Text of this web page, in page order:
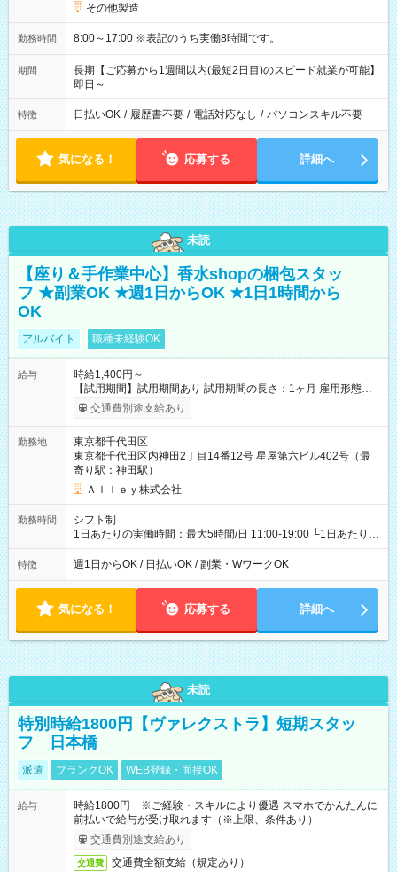
その他製造
勤務時間 8:00～17:00 ※表記のうち実働8時間です。
期間
長期【ご応募から1週間以内(最短2日目)のスピード就業が可能】
即日～
特徴 日払いOK / 履歴書不要 / 電話対応なし / パソコンスキル不要
気になる！ 応募する 詳細へ
未読
【座り＆手作業中心】香水shopの梱包スタッ
フ ★副業OK ★週1日からOK ★1日1時間から
OK
アルバイト 職種未経験OK
給与
時給1,400円～
【試用期間】試用期間あり 試用期間の長さ：1ヶ月 雇用形態、
給与は本採用時と同じです。
交通費別途支給あり
勤務地
東京都千代田区
東京都千代田区内神田2丁目14番12号 星屋第六ビル402号（最
寄り駅：神田駅）
Ａｌｌｅｙ株式会社
勤務時間
シフト制
1日あたりの実働時間：最大5時間/日 11:00-19:00 └1日あたりの
実働時間：1-5時間 └上記の時間帯内であれば、いつでも勤務可
能！ └平日・土曜日の中で、お好きな曜日でご勤務いただけま
18:00 などのように、自由な働き方が可能なお仕事です！
特徴 週1日からOK / 日払いOK / 副業・WワークOK
気になる！ 応募する 詳細へ
未読
特別時給1800円【ヴァレクストラ】短期スタッ
フ 日本橋
派遣 ブランクOK WEB登録・面接OK
給与
時給1800円 ※ご経験・スキルにより優遇 スマホでかんたんに
前払いで給与が受け取れます（※上限、条件あり）
交通費別途支給あり
交通費 交通費全額支給（規定あり）